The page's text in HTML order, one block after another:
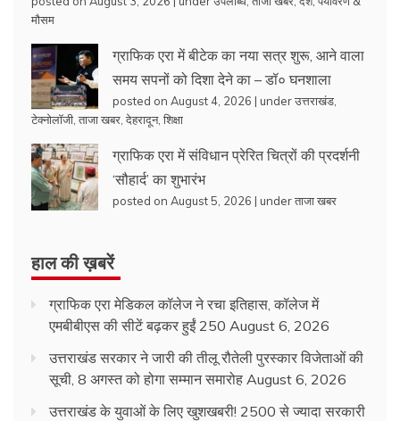
मौसम
ग्राफिक एरा में बीटेक का नया सत्र शुरू, आने वाला
समय सपनों को दिशा देने का – डॉ० घनशाला
posted on August 4, 2026 | underउत्तराखंड
टेक्नोलॉजी ताजा खबर देहरादून, शिक्षा
ग्राफिक एरा में संविधान प्रेरित चित्रों की प्रदर्शनी
‘सौहार्द’ का शुभारंभ
posted on August 5, 2026 | underताजा खबर
हाल की ख़बरें
ग्राफिक एरा मेडिकल कॉलेज ने रचा इतिहास, कॉलेज में
एमबीबीएस की सीटें बढ़कर हुईं 250 August 6, 2026
उत्तराखंड सरकार ने जारी की तीलू रौतेली पुरस्कार विजेताओं की
सूची, 8 अगस्त को होगा सम्मान समारोह August 6, 2026
उत्तराखंड के युवाओं के लिए खुशखबरी! 2500 से ज्यादा सरकारी